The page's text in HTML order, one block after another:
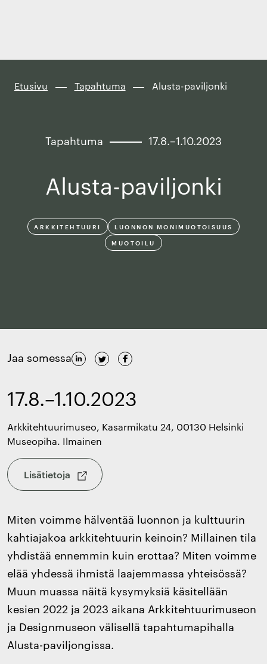
Etusivu Tapahtuma Alusta-paviljonki
Tapahtuma 17.8.–1.10.2023
Alusta-paviljonki
ARKKITEHTUURI
LUONNON MONIMUOTOISUUS
MUOTOILU
Jaa somessa
17.8.–1.10.2023
Arkkitehtuurimuseo, Kasarmikatu 24, 00130 Helsinki
Museopiha. Ilmainen
Lisätietoja
Miten voimme hälventää luonnon ja kulttuurin
kahtiajakoa arkkitehtuurin keinoin? Millainen tila
yhdistää ennemmin kuin erottaa? Miten voimme
elää yhdessä ihmistä laajemmassa yhteisössä?
Muun muassa näitä kysymyksiä käsitellään
kesien 2022 ja 2023 aikana Arkkitehtuurimuseon
ja Designmuseon välisellä tapahtumapihalla
Alusta-paviljongissa.